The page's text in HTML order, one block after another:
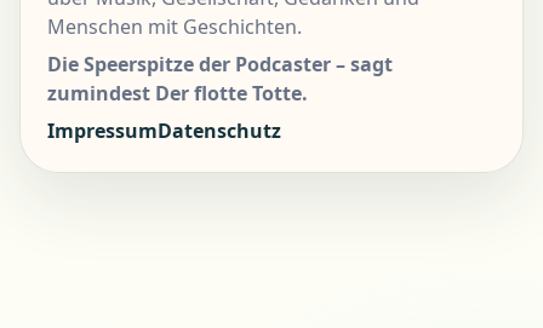
Menschen mit Geschichten.
Die Speerspitze der Podcaster – sagt
zumindest Der flotte Totte.
ImpressumDatenschutz